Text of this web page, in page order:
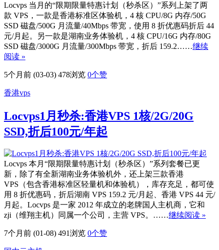
Locvps 当月的“限期限量特惠计划（秒杀区）”系列上架了两
款 VPS，一款是香港标准区体验机，4 核 CPU/8G 内存/50G
SSD 磁盘/500G 月流量/40Mbps 带宽，使用 8 折优惠码折后 44
元/月起。另一款是湖南业务体验机，4 核 CPU/16G 内存/80G
SSD 磁盘/3000G 月流量/300Mbps 带宽，折后 159.2……继续
阅读 »
5个月前 (03-03) 478浏览 0个赞
香港vps
Locvps1月秒杀:香港VPS 1核/2G/20G
SSD,折后100元/年起
Locvps 本月“限期限量特惠计划（秒杀区）”系列套餐已更
新，除了有全新湖南业务体验机外，还上架三款香港
VPS（包含香港标准区轻量机和体验机），库存充足，都可使
用 8 折优惠码，折后湖南 VPS 159.2 元/月起、香港 VPS 44 元/
月起。Locvps 是一家 2012 年成立的老牌国人主机商，它和
zji（维翔主机）同属一个公司，主营 VPS。……继续阅读 »
7个月前 (01-08) 491浏览 0个赞